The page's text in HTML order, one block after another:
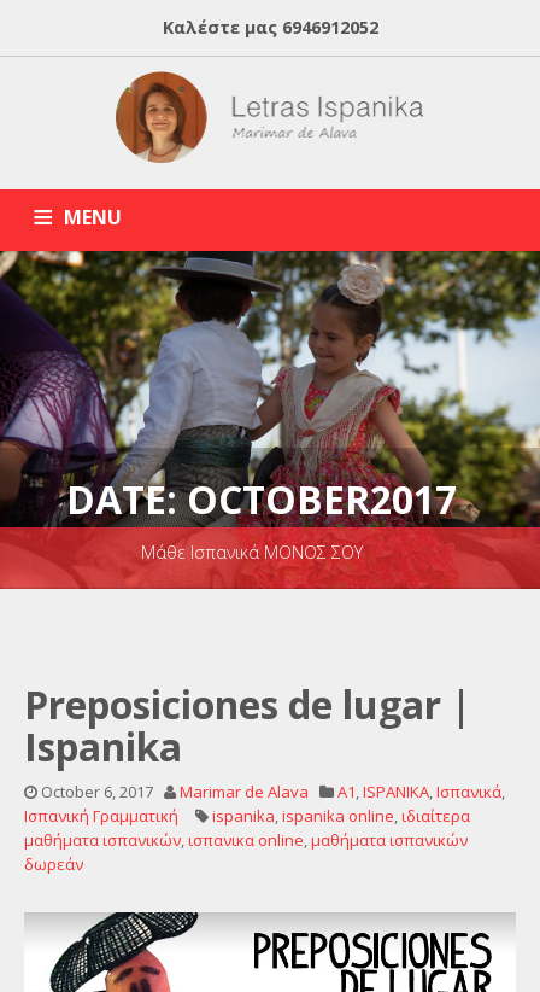
Καλέστε μας 6946912052
MENU
HOME ABOUT MARIMAR ΙΣΠΑΝΙΚΑ ONLINE BLOG
ΙΔΙΑΙΤΕΡΑ ΜΑΘΗΜΑΤΑ ΙΣΠΑΝΙΚΩΝ
DATE: OCTOBER2017
Μάθε Ισπανικά ΜΟΝΟΣ ΣΟΥ
Preposiciones de lugar |
Ispanika
October 6, 2017 Marimar de Alava A1,ISPANIKA,Ισπανικά,
Ισπανική Γραμματική
ispanika,ispanika online,ιδιαίτερα
μαθήματα ισπανικών,ισπανικα online,μαθήματα ισπανικών
δωρεάν